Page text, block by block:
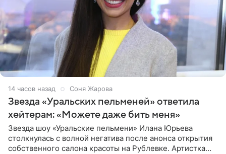
14 часов назад Соня Жарова
Звезда «Уральских пельменей» ответила
хейтерам: «Можете даже бить меня»
Звезда шоу «Уральские пельмени» Илана Юрьева
столкнулась с волной негатива после анонса открытия
собственного салона красоты на Рублевке. Артистка